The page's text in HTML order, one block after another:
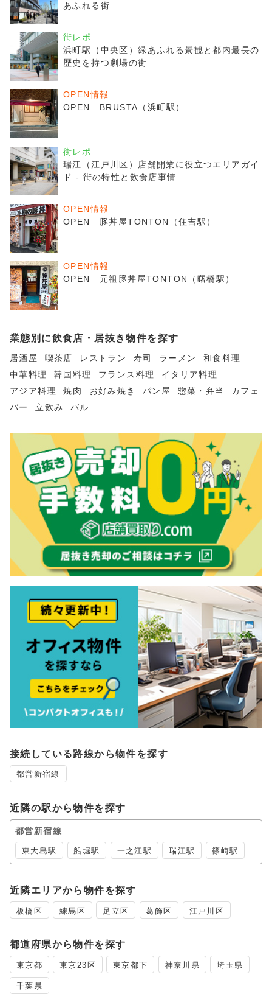
あふれる街
街レポ
浜町駅（中央区）緑あふれる景観と都内最長の
歴史を持つ劇場の街
OPEN情報
OPEN BRUSTA（浜町駅）
街レポ
瑞江（江戸川区）店舗開業に役立つエリアガイ
ド - 街の特性と飲食店事情
OPEN情報
OPEN 豚丼屋TONTON（住吉駅）
OPEN情報
OPEN 元祖豚丼屋TONTON（曙橋駅）
業態別に飲食店・居抜き物件を探す
居酒屋 喫茶店 レストラン 寿司 ラーメン
和食料理
中華料理
韓国料理 フランス料理
イタリア料理
アジア料理
焼肉 お好み焼き パン屋 惣菜・弁当
カフェ
バー
立飲み バル
接続している路線から物件を探す
都営新宿線
近隣の駅から物件を探す
都営新宿線
東大島駅 船堀駅 一之江駅 瑞江駅 篠崎駅
近隣エリアから物件を探す
板橋区 練馬区 足立区 葛飾区 江戸川区
都道府県から物件を探す
東京都 東京23区 東京都下 神奈川県 埼玉県
千葉県